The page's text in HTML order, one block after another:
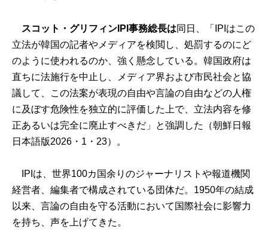
スコット・グリフィンIPI事務総長は同日、「IPIはこの
立法が韓国の記者やメディアを検閲し、処罰するのにど
のように使われるのか、強く懸念している。韓国政府は
直ちに法施行を中止し、メディア界および市民社会と協
議して、この法案が表現の自由や言論の自由などの人権
に及ぼす危険性を独立的に評価した上で、立法内容を修
正あるいは完全に廃止すべきだ」と強調した（朝鮮日報
日本語版2026・1・23）。
IPIは、世界100カ国余りのジャーナリストや報道機関
経営者、編集者で構成されている団体だ。1950年の結成
以来、言論の自由を守る活動において国際社会に影響力
を持ち、声を上げてきた。